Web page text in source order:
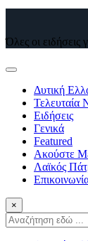
Όλες οι ειδήσεις
Δυτική
Τελευταία
Ειδήσεις
Γενικά
Featured
Ακούστε
Λαϊκός
×